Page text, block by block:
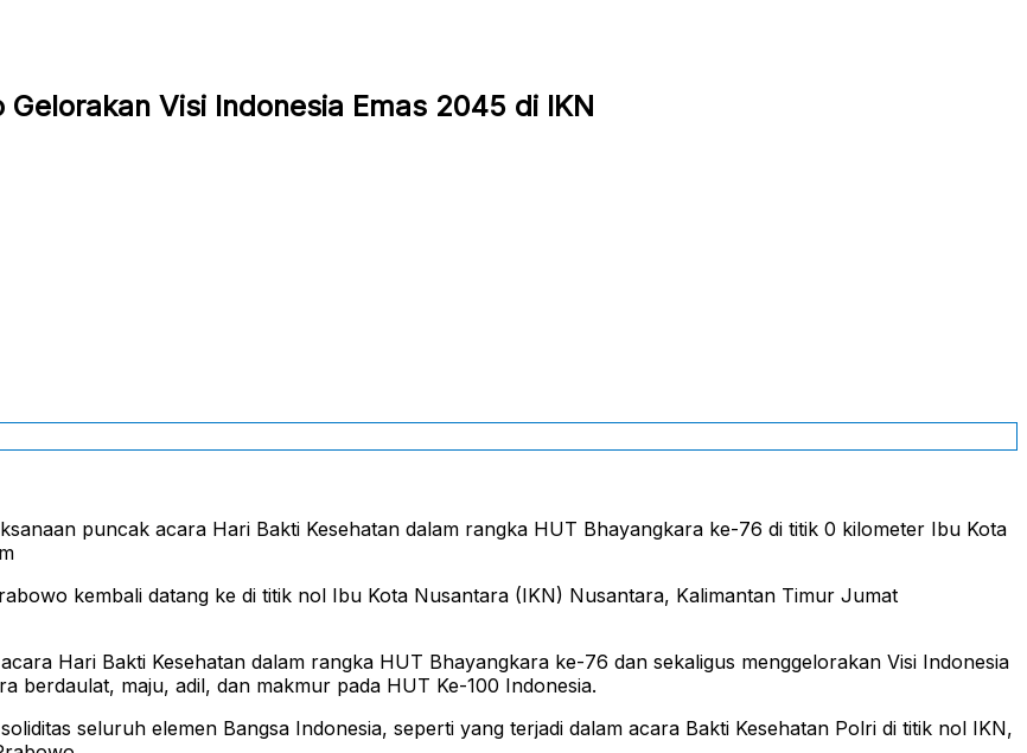
Visi Indonesia Emas 2045 di IKN
puncak acara Hari Bakti Kesehatan dalam rangka HUT Bhayangkara ke-76 di titik 0 kilometer Ibu Kota
kembali datang ke di titik nol Ibu Kota Nusantara (IKN) Nusantara, Kalimantan Timur Jumat
Hari Bakti Kesehatan dalam rangka HUT Bhayangkara ke-76 dan sekaligus menggelorakan Visi Indonesia
berdaulat, maju, adil, dan makmur pada HUT Ke-100 Indonesia.
seluruh elemen Bangsa Indonesia, seperti yang terjadi dalam acara Bakti Kesehatan Polri di titik nol IKN,